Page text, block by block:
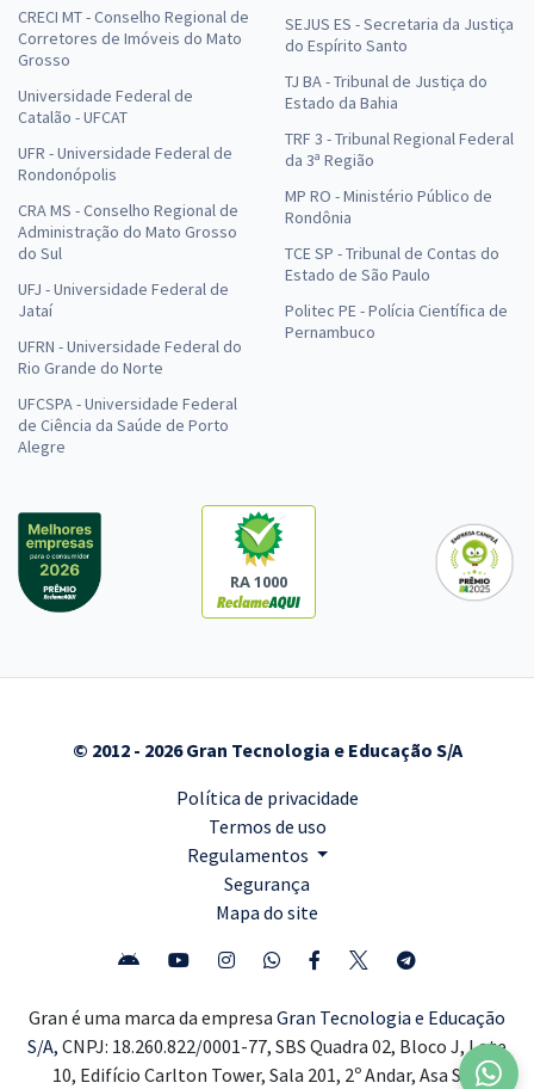
CRECI MT - Conselho Regional de
Corretores de Imóveis do Mato
Grosso
Universidade Federal de
Catalão - UFCAT
UFR - Universidade Federal de
Rondonópolis
CRA MS - Conselho Regional de
Administração do Mato Grosso
do Sul
UFJ - Universidade Federal de
Jataí
UFRN - Universidade Federal do
Rio Grande do Norte
UFCSPA - Universidade Federal
de Ciência da Saúde de Porto
Alegre
SEJUS ES - Secretaria da Justiça
do Espírito Santo
TJ BA - Tribunal de Justiça do
Estado da Bahia
TRF 3 - Tribunal Regional Federal
da 3ª Região
MP RO - Ministério Público de
Rondônia
TCE SP - Tribunal de Contas do
Estado de São Paulo
Politec PE - Polícia Científica de
Pernambuco
RA 1000
© 2012 - 2026 Gran Tecnologia e Educação S/A
Política de privacidade
Termos de uso
Regulamentos
Segurança
Mapa do site
Gran é uma marca da empresa Gran Tecnologia e Educação
S/A, CNPJ: 18.260.822/0001-77, SBS Quadra 02, Bloco J, Lote
10, Edifício Carlton Tower, Sala 201, 2º Andar, Asa Sul,